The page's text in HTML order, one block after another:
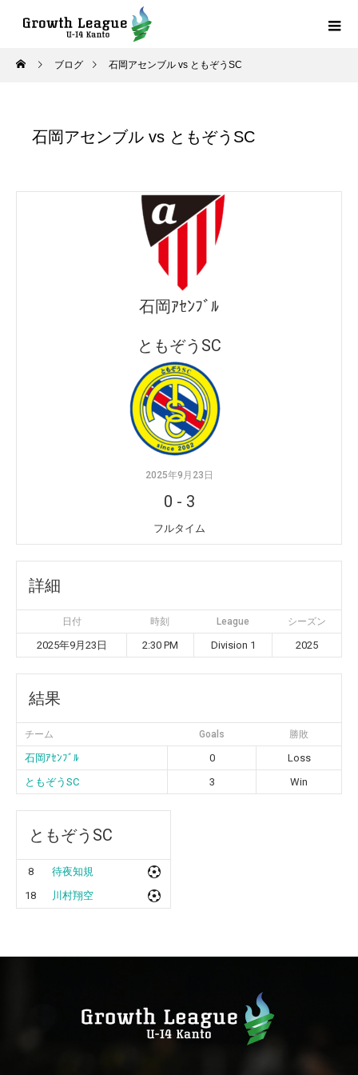
ブログ 石岡アセンブル vs ともぞうSC
石岡アセンブル vs ともぞうSC
石岡ｱｾﾝﾌﾞﾙ
ともぞうSC
2025年9月23日
0 - 3
フルタイム
詳細
日付 時刻 League シーズン
2025年9月23日 2:30 PM Division 1 2025
結果
チーム Goals 勝敗
石岡ｱｾﾝﾌﾞﾙ 0
Loss
ともぞうSC
3 Win
ともぞうSC
8
待夜知規
18
川村翔空